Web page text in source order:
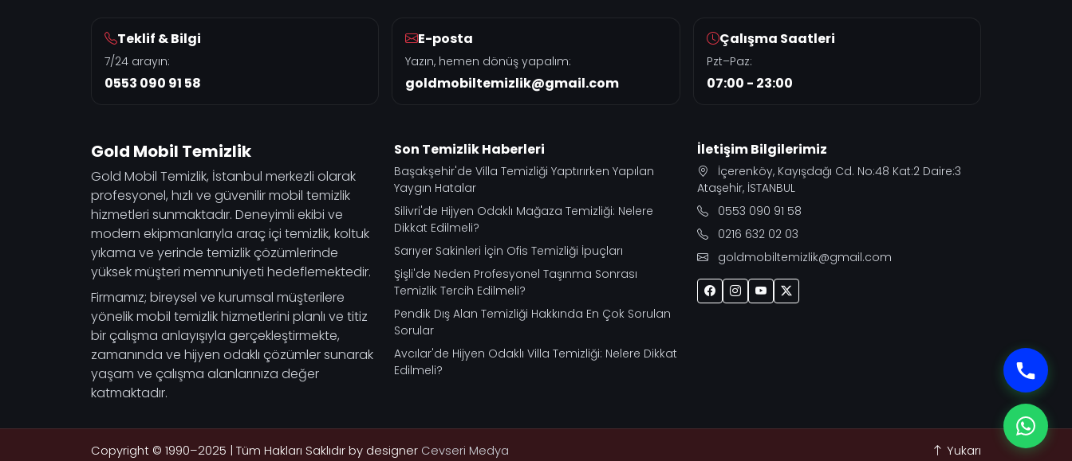
Teklif & Bilgi
7/24 arayın:
0553 090 91 58
E-posta
Yazın, hemen dönüş yapalım:
goldmobiltemizlik@gmail.com
Çalışma Saatleri
Pzt–Paz:
07:00 - 23:00
Gold Mobil Temizlik
Gold Mobil Temizlik, İstanbul merkezli olarak
profesyonel, hızlı ve güvenilir mobil temizlik
hizmetleri sunmaktadır. Deneyimli ekibi ve
modern ekipmanlarıyla araç içi temizlik, koltuk
yıkama ve yerinde temizlik çözümlerinde
yüksek müşteri memnuniyeti hedeflemektedir.
Firmamız; bireysel ve kurumsal müşterilere
yönelik mobil temizlik hizmetlerini planlı ve titiz
bir çalışma anlayışıyla gerçekleştirmekte,
zamanında ve hijyen odaklı çözümler sunarak
yaşam ve çalışma alanlarınıza değer
katmaktadır.
Son Temizlik Haberleri
Başakşehir'de Villa Temizliği Yaptırırken Yapılan
Yaygın Hatalar
Silivri'de Hijyen Odaklı Mağaza Temizliği: Nelere
Dikkat Edilmeli?
Sarıyer Sakinleri İçin Ofis Temizliği İpuçları
Şişli'de Neden Profesyonel Taşınma Sonrası
Temizlik Tercih Edilmeli?
Pendik Dış Alan Temizliği Hakkında En Çok Sorulan
Sorular
Avcılar'de Hijyen Odaklı Villa Temizliği: Nelere Dikkat
Edilmeli?
İletişim Bilgilerimiz
İçerenköy, Kayışdağı Cd. No:48 Kat:2 Daire:3
Ataşehir, İSTANBUL
0553 090 91 58
0216 632 02 03
goldmobiltemizlik@gmail.com
Copyright © 1990–2025 | Tüm Hakları Saklıdır by designer Cevseri Medya Yukarı
Bize